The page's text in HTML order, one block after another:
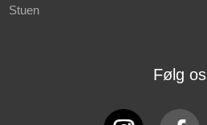
Stuen
Følg os